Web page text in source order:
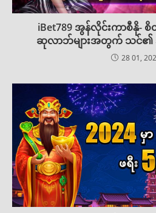
iBet789 အွန်လိုင်းကာစီနို-
ဆုလာဘ်များအတွက် သင်၏
28 01,